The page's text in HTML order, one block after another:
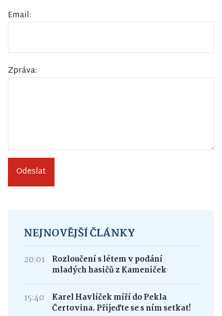
Email:
Zpráva:
Odeslat
NEJNOVĚJŠÍ ČLÁNKY
20:01
Rozloučení s létem v podání
mladých hasičů z Kameniček
15:40
Karel Havlíček míří do Pekla
Čertovina. Přijeďte se s ním setkat!